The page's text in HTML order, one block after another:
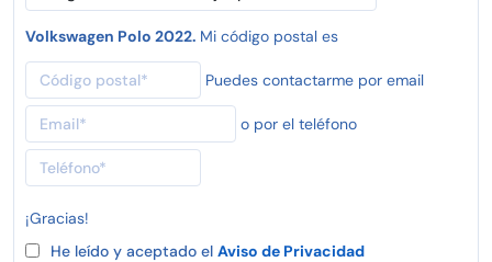
Volkswagen Polo 2022. Mi código postal es
Puedes contactarme por email
o por el teléfono
¡Gracias!
He leído y aceptado el Aviso de Privacidad